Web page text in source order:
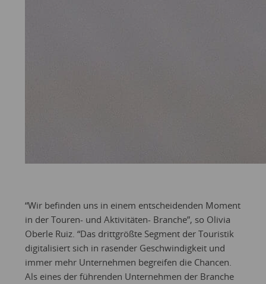
“Wir befinden uns in einem entscheidenden Moment
in der Touren- und Aktivitäten- Branche”, so Olivia
Oberle Ruiz. “Das drittgrößte Segment der Touristik
digitalisiert sich in rasender Geschwindigkeit und
immer mehr Unternehmen begreifen die Chancen.
Als eines der führenden Unternehmen der Branche